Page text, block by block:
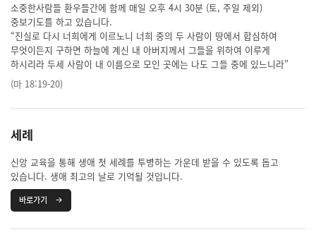
소중한사람들 환우들간에 함께 매일 오후 4시 30분 (토, 주일 제외)
중보기도를 하고 있습니다.
“진실로 다시 너희에게 이르노니 너희 중의 두 사람이 땅에서 합심하여
무엇이든지 구하면 하늘에 계신 내 아버지께서 그들을 위하여 이루게
하시리라 두세 사람이 내 이름으로 모인 곳에는 나도 그들 중에 있느니라”
(마 18:19-20)
세례
신앙 교육을 통해 생애 첫 세례를 투병하는 가운데 받을 수 있도록 돕고
있습니다. 생애 최고의 날로 기억될 것입니다.
바로가기